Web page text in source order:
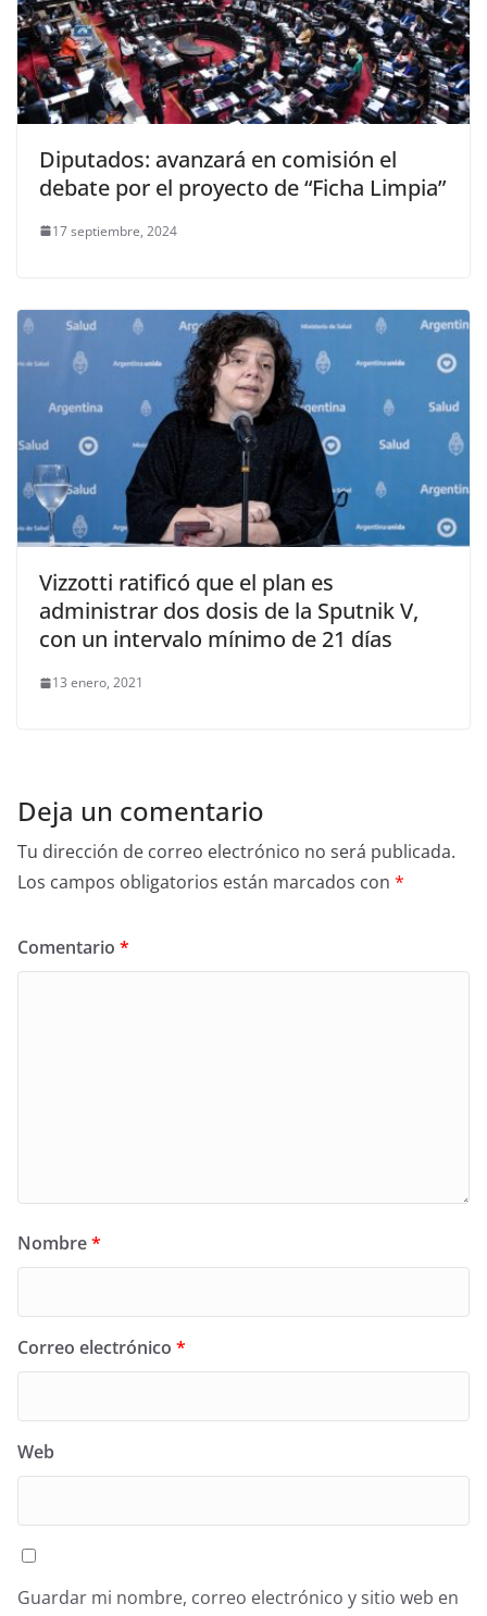
Diputados: avanzará en comisión el
debate por el proyecto de “Ficha Limpia”
17 septiembre, 2024
Vizzotti ratificó que el plan es
administrar dos dosis de la Sputnik V,
con un intervalo mínimo de 21 días
13 enero, 2021
Deja un comentario
Tu dirección de correo electrónico no será publicada.
Los campos obligatorios están marcados con *
Comentario *
Nombre*
Correo electrónico *
Web
Guardar mi nombre, correo electrónico y sitio web en